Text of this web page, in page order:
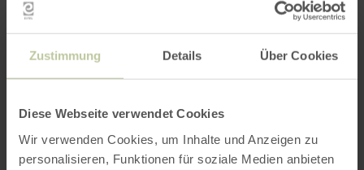
Zustimmung Details Über Cookies
Diese Webseite verwendet Cookies
Wir verwenden Cookies, um Inhalte und Anzeigen zu
personalisieren, Funktionen für soziale Medien anbieten
ROUTE PLANEN